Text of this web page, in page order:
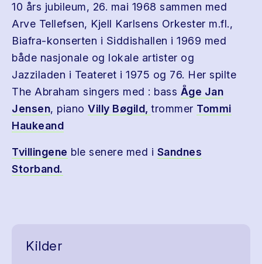
10 års jubileum, 26. mai 1968 sammen med
Arve Tellefsen, Kjell Karlsens Orkester m.fl.,
Biafra-konserten i Siddishallen i 1969 med
både nasjonale og lokale artister og
Jazziladen i Teateret i 1975 og 76. Her spilte
The Abraham singers med : bass Åge Jan
Jensen, piano Villy Bøgild, trommer Tommi
Haukeand
Tvillingene ble senere med i Sandnes
Storband.
Kilder